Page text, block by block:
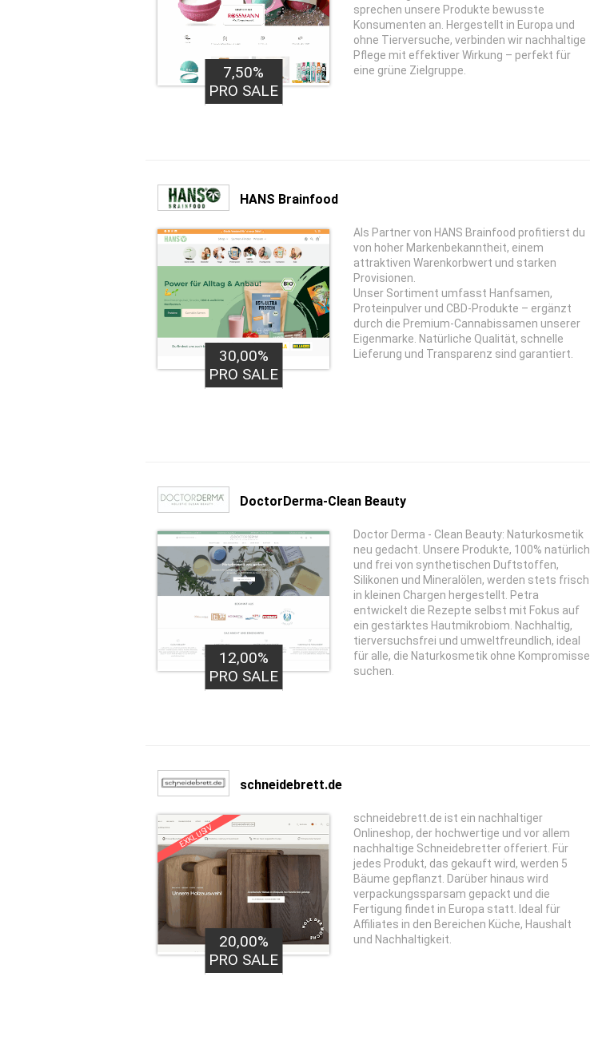
7,50%
PRO SALE
sprechen unsere Produkte bewusste
Konsumenten an. Hergestellt in Europa und
ohne Tierversuche, verbinden wir nachhaltige
Pflege mit effektiver Wirkung – perfekt für
eine grüne Zielgruppe.
HANS Brainfood
30,00%
PRO SALE
Als Partner von HANS Brainfood profitierst du
von hoher Markenbekanntheit, einem
attraktiven Warenkorbwert und starken
Provisionen.
Unser Sortiment umfasst Hanfsamen,
Proteinpulver und CBD-Produkte – ergänzt
durch die Premium-Cannabissamen unserer
Eigenmarke. Natürliche Qualität, schnelle
Lieferung und Transparenz sind garantiert.
DoctorDerma-Clean Beauty
12,00%
PRO SALE
Doctor Derma - Clean Beauty: Naturkosmetik
neu gedacht. Unsere Produkte, 100% natürlich
und frei von synthetischen Duftstoffen,
Silikonen und Mineralölen, werden stets frisch
in kleinen Chargen hergestellt. Petra
entwickelt die Rezepte selbst mit Fokus auf
ein gestärktes Hautmikrobiom. Nachhaltig,
tierversuchsfrei und umweltfreundlich, ideal
für alle, die Naturkosmetik ohne Kompromisse
suchen.
schneidebrett.de
EXKLUSIV
20,00%
PRO SALE
schneidebrett.de ist ein nachhaltiger
Onlineshop, der hochwertige und vor allem
nachhaltige Schneidebretter offeriert. Für
jedes Produkt, das gekauft wird, werden 5
Bäume gepflanzt. Darüber hinaus wird
verpackungssparsam gepackt und die
Fertigung findet in Europa statt. Ideal für
Affiliates in den Bereichen Küche, Haushalt
und Nachhaltigkeit.